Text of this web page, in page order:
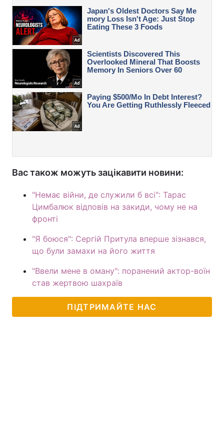
Вас також можуть зацікавити новини:
"Немає війни, де служили б всі": Тарас
Цимбалюк відповів на закиди, чому не на
фронті
"Я боюся": Сергій Притула вперше зізнався,
що були замахи на його життя
"Ввели мене в оману": поранений актор-воїн
став жертвою шахраїв
ПІДТРИМАЙТЕ НАС